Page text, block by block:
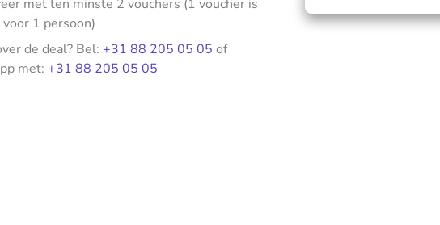
met ten minste 2 vouchers (1 voucher is
1 persoon)
de deal? Bel: +31 88 205 05 05 of
met: +31 88 205 05 05